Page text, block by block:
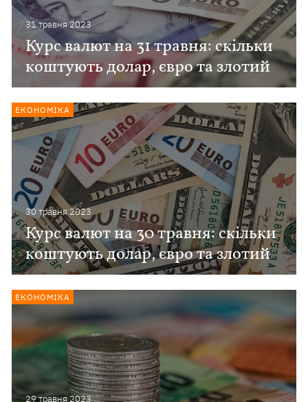
31 травня 2023
Курс валют на 31 травня: скільки
коштують долар, євро та злотий
30 травня 2023
Курс валют на 30 травня: скільки
коштують долар, євро та злотий
ЕКОНОМІКА
29 травня 2023
ЕКОНОМІКА